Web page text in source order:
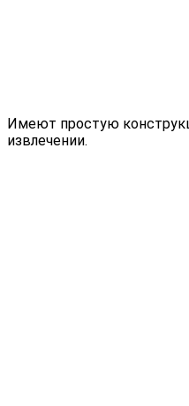
Имеют простую
извлечении.